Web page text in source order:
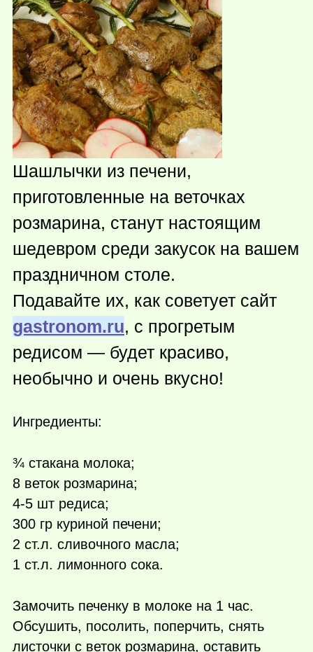
Шашлычки из печени,
приготовленные на веточках
розмарина, станут настоящим
шедевром среди закусок на вашем
праздничном столе.
Подавайте их, как советует сайт
gastronom.ru, с прогретым
редисом — будет красиво,
необычно и очень вкусно!
Ингредиенты:
¾ стакана молока;
8 веток розмарина;
4-5 шт редиса;
300 гр куриной печени;
2 ст.л. сливочного масла;
1 ст.л. лимонного сока.
Замочить печенку в молоке на 1 час.
Обсушить, посолить, поперчить, снять
листочки с веток розмарина, оставить